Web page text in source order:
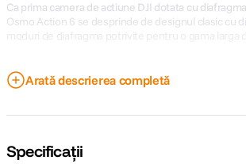
Ca prima camera de actiune DJI dotata cu
Osmo Action 6 se desprinde de designul clasic cu
Cu o diafragma maxima f/2.0, Osmo Action 6 ofera
Alaturi de obiectivul Macro, poti surprinde cadre
cu mancare, animale de companie si multe altele,
Arată descrierea completă
Specificații